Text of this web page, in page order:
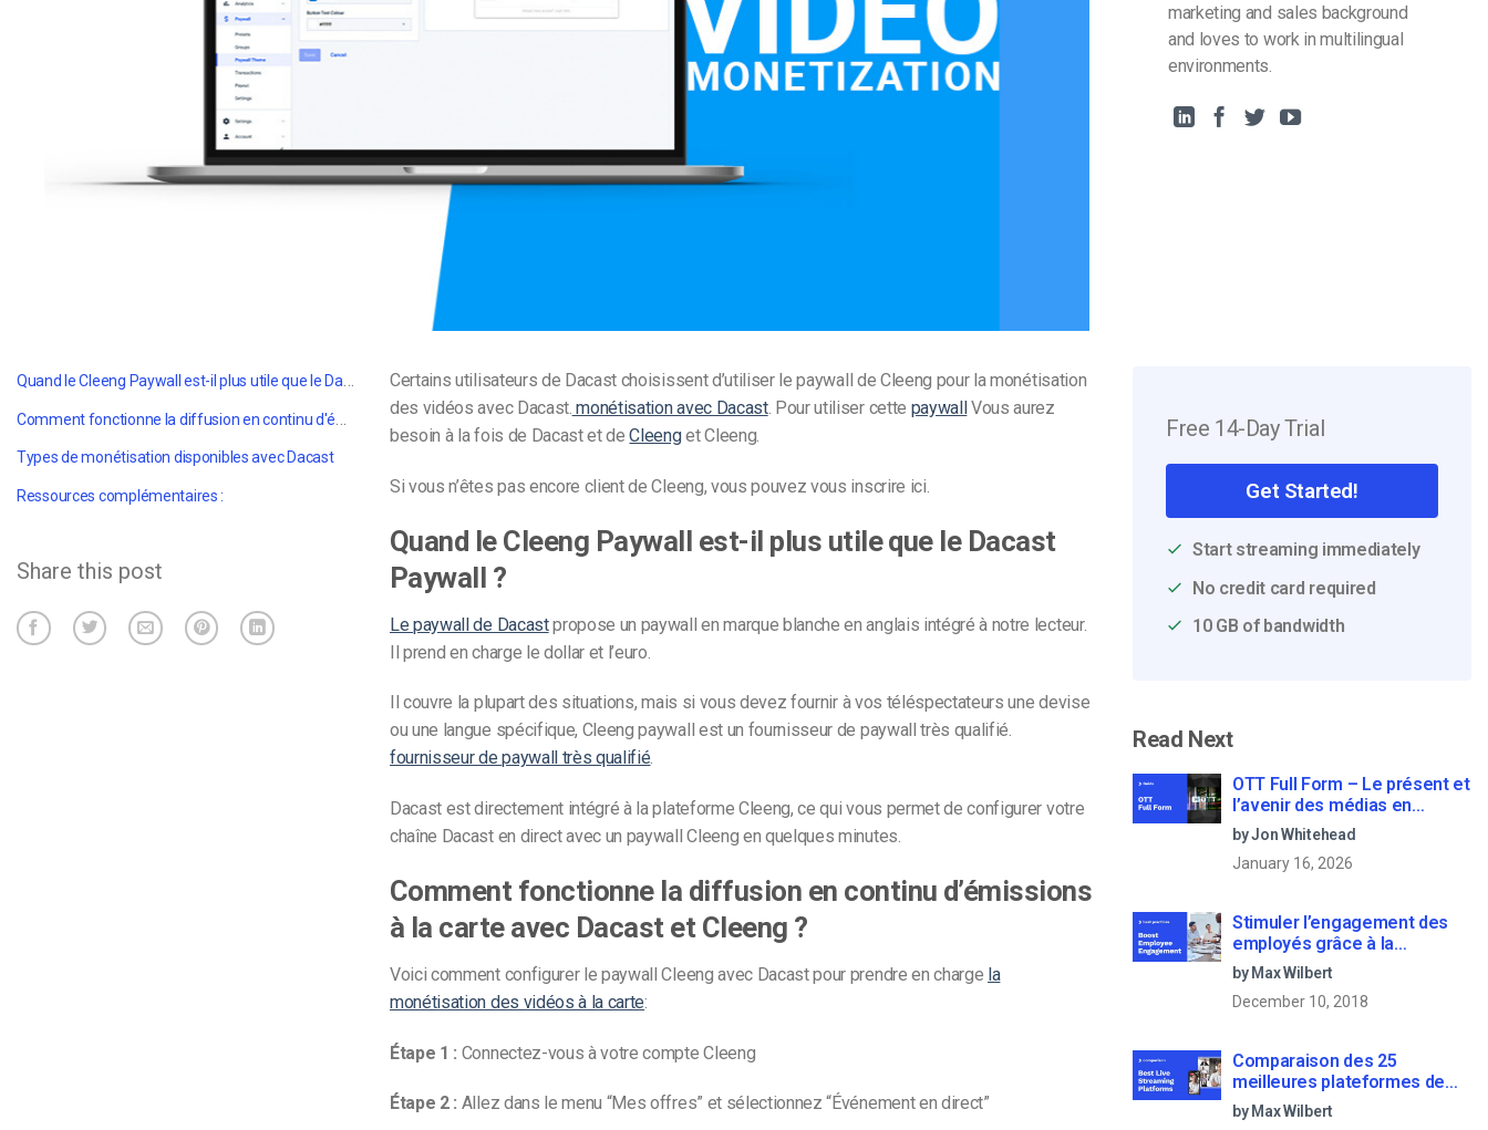
CMS vidéo
Monétisation vidéo
d’apprentissage en ligne
marketing and sales background
and loves to work in multilingual
environments.
Quand le Cleeng Paywall est-il plus utile que le Dacast Paywall ?
Comment fonctionne la diffusion en continu d'émissions à la carte avec Dacast et Cleeng ?
Types de monétisation disponibles avec Dacast
Ressources complémentaires :
Share this post
Certains utilisateurs de Dacast choisissent d’utiliser le paywall de Cleeng pour la monétisation
des vidéos avec Dacast. monétisation avec Dacast. Pour utiliser cette paywall Vous aurez
besoin à la fois de Dacast et deCleenget Cleeng.
Si vous n’êtes pas encore client de Cleeng, vous pouvez vous inscrire ici.
Quand le Cleeng Paywall est-il plus utile que le Dacast
Paywall ?
Le paywall de Dacastpropose un paywall en marque blanche en anglais intégré à notre lecteur.
Il prend en charge le dollar et l’euro.
Il couvre la plupart des situations, mais si vous devez fournir à vos téléspectateurs une devise
ou une langue spécifique, Cleeng paywall est un fournisseur de paywall très qualifié.
fournisseur de paywall très qualifié.
Dacast est directement intégré à la plateforme Cleeng, ce qui vous permet de configurer votre
chaîne Dacast en direct avec un paywall Cleeng en quelques minutes.
Comment fonctionne la diffusion en continu d’émissions
à la carte avec Dacast et Cleeng ?
Voici comment configurer le paywall Cleeng avec Dacast pour prendre en charge la
monétisation des vidéos à la carte:
Étape 1 : Connectez-vous à votre compte Cleeng
Étape 2 : Allez dans le menu “Mes offres” et sélectionnez “Événement en direct”
Free 14-Day Trial
Get Started!
Start streaming immediately
No credit card required
10 GB of bandwidth
Read Next
OTT Full Form – Le présent et
l’avenir des médias en
continu
by Jon Whitehead
January 16, 2026
Stimuler l’engagement des
employés grâce à la
communication d’entreprise
en direct
by Max Wilbert
December 10, 2018
Comparaison des 25
meilleures plateformes de
diffusion en direct en 2025
by Max Wilbert